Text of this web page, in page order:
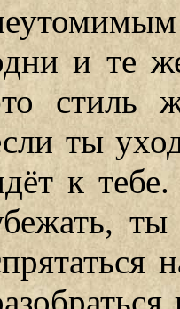
и те
стиль
ты
к